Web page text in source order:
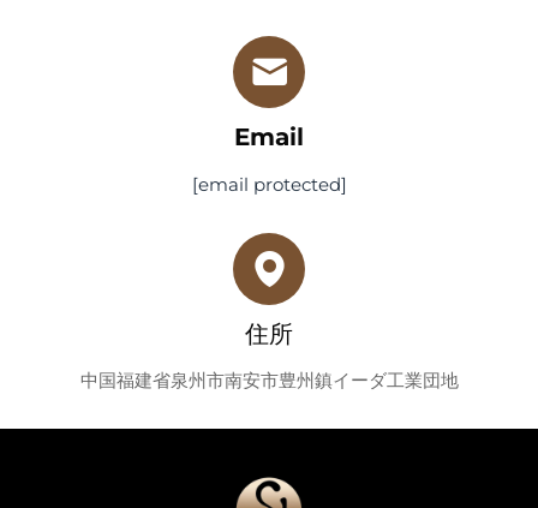
Email
[email protected]
住所
中国福建省泉州市南安市豊州鎮イーダ工業団地